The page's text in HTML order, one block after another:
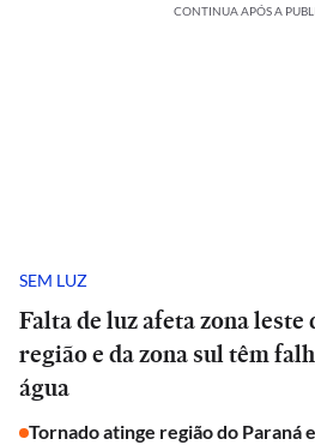
CONTINUA APÓS A
SEM LUZ
Falta de luz afeta zona leste
região e da zona sul têm
água
Tornado atinge região do Paraná